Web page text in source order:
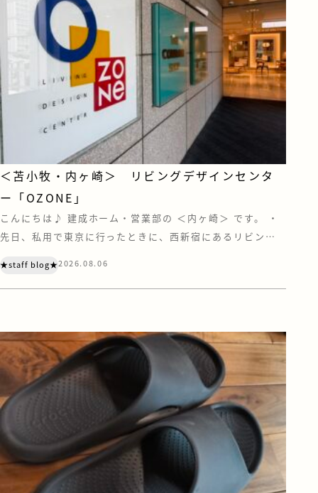
＜苫小牧・内ヶ崎＞ リビングデザインセンタ
ー「OZONE」
こんにちは♪ 建成ホーム・営業部の ＜内ヶ崎＞ です。 ・
先日、私用で東京に行ったときに、西新宿にあるリビング
は、家具やキッチン、住宅設備などのショールーム・ショッ
プが集う、住まいとインテリアの情報センターです。 注文
★staff blog★2026.08.06